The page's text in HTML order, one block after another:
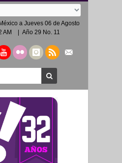
a Jueves 06 de Agosto
AM
| Año 29 No. 11